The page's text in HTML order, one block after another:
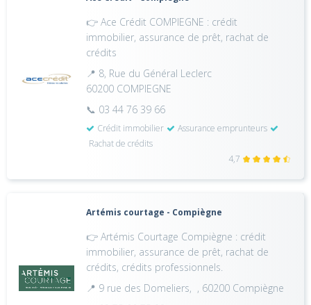
👉 Ace Crédit COMPIEGNE : crédit
immobilier, assurance de prêt, rachat de
crédits
📍 8, Rue du Général Leclerc
60200 COMPIEGNE
📞 03 44 76 39 66
Crédit immobilier
Assurance emprunteurs
Rachat de crédits
4,7
Artémis courtage - Compiègne
👉 Artémis Courtage Compiègne : crédit
immobilier, assurance de prêt, rachat de
crédits, crédits professionnels.
📍 9 rue des Domeliers, , 60200 Compiègne